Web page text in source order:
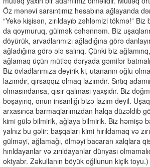
Öz mənəvi sarsıntımız hesabına ağlayanda
“Yekə kişisən, zırıldayıb zəhləmizi tökmə!”
da qoymuruq, gülmək cəhənnəm. Biz
döyürük, arvadlarımızı ağladığına görə
ağladığına görə ələ salırıq. Çünki biz
ağlamaq üçün mütləq dəryada gəmilər
Biz övladlarımıza deyirik ki, utananın oğlu
lazımdır, qırsaqqız olmaq lazımdır. Sırtıq
olmasındansa, qısır qalması yaxşıdır. Biz
boşayırıq, onun insanlığı bizə lazım deyil.
arxasınca barmaqlarımızdan halqa düzəldib
kimi gülə bilmirik, ağlaya bilmirik. Biz həmişə
yalnız bu gəlir: başqaları kimi hırıldamaq və
gülməyi, ağlamağı, ölməyi bacaran xalqlara
hırıldayanlar və zırıldayanlar dünyası
oktyabr. Zəkullanın böyük oğllunun kiçik toyu.)